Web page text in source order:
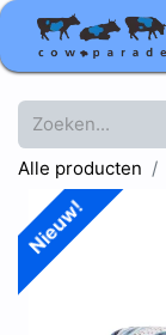
Alle producten
Nieuw!